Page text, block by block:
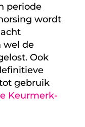
periode
wordt
wel de
Ook
gebruik
Keurmerk-